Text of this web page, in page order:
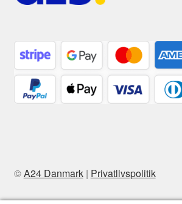
©A24 Danmark| Privatlivspolitik